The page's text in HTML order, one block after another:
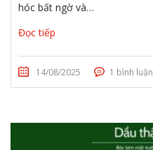
hóc bất ngờ và…
Đọc tiếp
14/08/2025 1 bình luận